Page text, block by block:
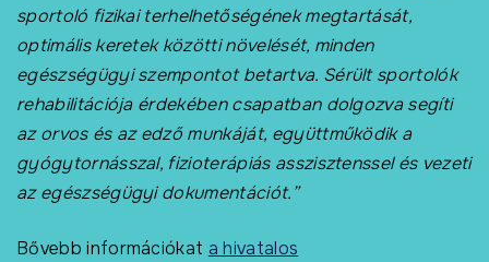
sportoló fizikai terhelhetőségének megtartását,
optimális keretek közötti növelését, minden
egészségügyi szempontot betartva. Sérült sportolók
rehabilitációja érdekében csapatban dolgozva segíti
az orvos és az edző munkáját, együttműködik a
gyógytornásszal, fizioterápiás asszisztenssel és vezeti
az egészségügyi dokumentációt.”
Bővebb információkat a hivatalos